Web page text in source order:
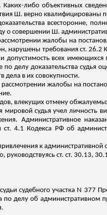
Каких-либо объективных
Ш. верно квалифицированы
всесторонне,
о совершении Ш.
жалобы на
нарушены требования ст.
допустимость всех
по делу доказательства
дела в их совокупности.
рассмотрении жалобы на
влекущих отмену
мировой судья учел личность
Административное
ст. 4.1 Кодекса РФ об
к административной
, руководствуясь ст. ст. 30.13,
судебного участка N 377
по делу об административном